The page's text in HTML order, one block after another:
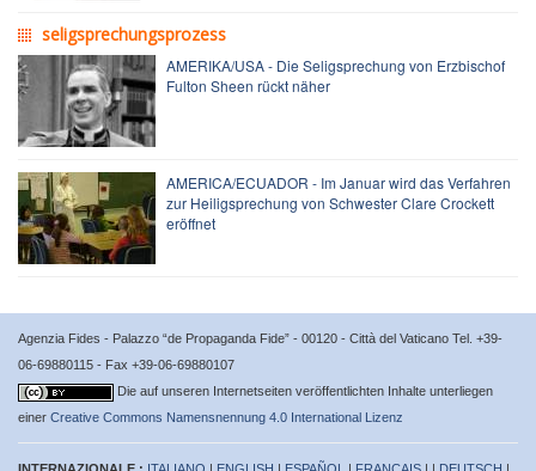
seligsprechungsprozess
AMERIKA/USA - Die Seligsprechung von Erzbischof
Fulton Sheen rückt näher
AMERICA/ECUADOR - Im Januar wird das Verfahren
zur Heiligsprechung von Schwester Clare Crockett
eröffnet
Agenzia Fides - Palazzo “de Propaganda Fide” - 00120 - Città del Vaticano Tel. +39-
06-69880115 - Fax +39-06-69880107
Die auf unseren Internetseiten veröffentlichten Inhalte unterliegen
einer Creative Commons Namensnennung 4.0 International Lizenz